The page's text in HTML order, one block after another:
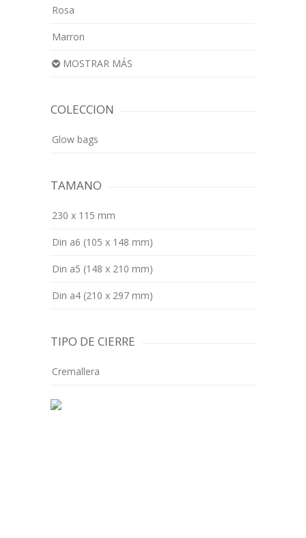
Rosa
Marron
MOSTRAR MÁS
COLECCION
Glow bags
TAMANO
230 x 115 mm
Din a6 (105 x 148 mm)
Din a5 (148 x 210 mm)
Din a4 (210 x 297 mm)
TIPO DE CIERRE
Cremallera